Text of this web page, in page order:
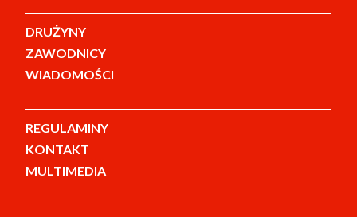
DRUŻYNY
ZAWODNICY
WIADOMOŚCI
REGULAMINY
KONTAKT
MULTIMEDIA